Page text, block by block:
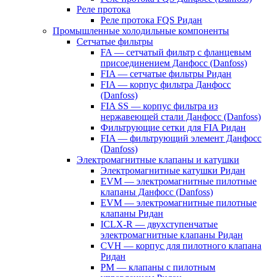
Реле протока
Реле протока FQS Ридан
Промышленные холодильные компоненты
Сетчатые фильтры
FA — сетчатый фильтр с фланцевым
присоединением Данфосс (Danfoss)
FIA — сетчатые фильтры Ридан
FIA — корпус фильтра Данфосс
(Danfoss)
FIA SS — корпус фильтра из
нержавеющей стали Данфосс (Danfoss)
Фильтрующие сетки для FIA Ридан
FIA — фильтрующий элемент Данфосс
(Danfoss)
Электромагнитные клапаны и катушки
Электромагнитные катушки Ридан
EVM — электромагнитные пилотные
клапаны Данфосс (Danfoss)
EVM — электромагнитные пилотные
клапаны Ридан
ICLX-R — двухступенчатые
электромагнитные клапаны Ридан
CVH — корпус для пилотного клапана
Ридан
PM — клапаны с пилотным